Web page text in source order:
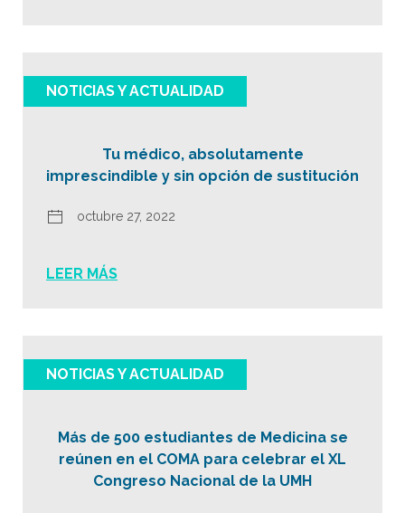
NOTICIAS Y ACTUALIDAD
Tu médico, absolutamente
imprescindible y sin opción de sustitución
octubre 27, 2022
LEER MÁS
NOTICIAS Y ACTUALIDAD
Más de 500 estudiantes de Medicina se
reúnen en el COMA para celebrar el XL
Congreso Nacional de la UMH